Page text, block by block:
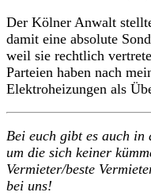
Der Kölner Anwalt
damit eine absolute
weil sie rechtlich
Parteien haben nach
Elektroheizungen als
Bei euch gibt es auch in
um die sich keiner
Vermieter/beste
bei uns!